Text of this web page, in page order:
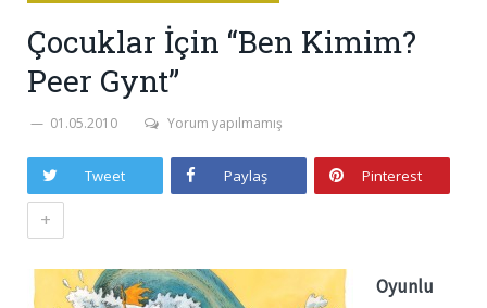
Çocuklar İçin “Ben Kimim?
Peer Gynt”
01.05.2010 Yorum yapılmamış
Tweet Paylaş Pinterest
+
Oyunlu